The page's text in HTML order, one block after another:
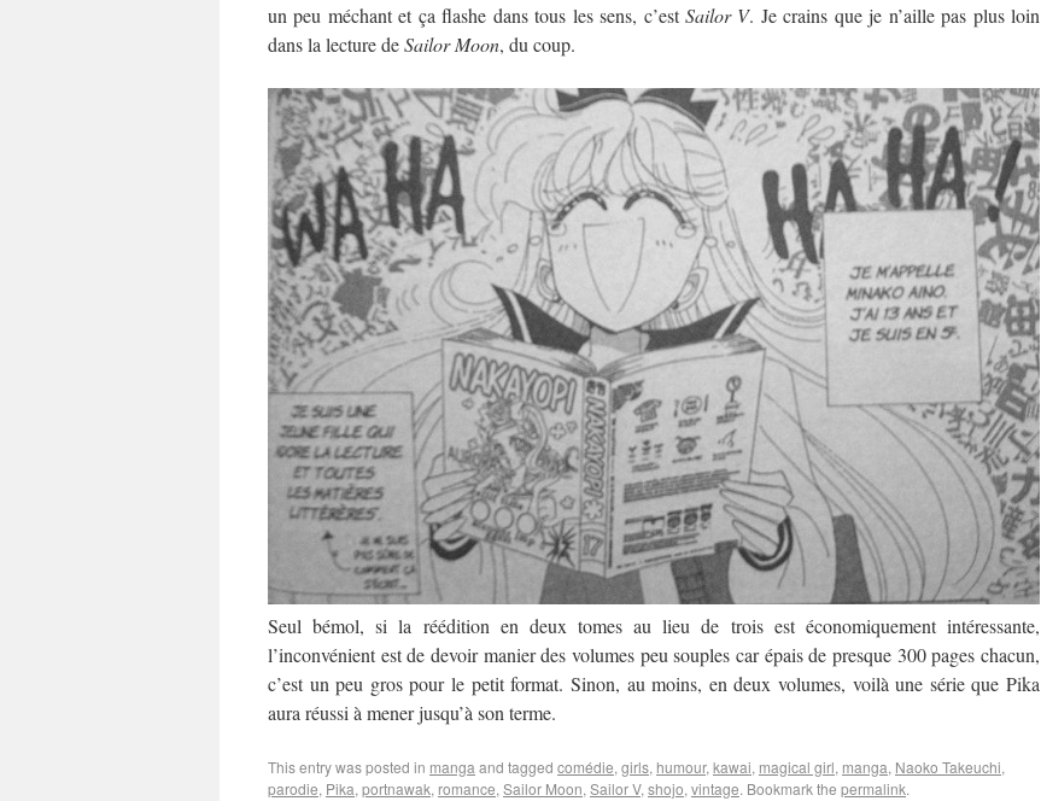
un peu méchant et ça flashe dans tous les sens, c’estSailor V. Je crains que je n’aille pas plus loin
dans la lecture deSailor Moon, du coup.
Seul bémol, si la réédition en deux tomes au lieu de trois est économiquement intéressante,
l’inconvénient est de devoir manier des volumes peu souples car épais de presque 300 pages chacun,
c’est un peu gros pour le petit format. Sinon, au moins, en deux volumes, voilà une série que Pika
aura réussi à mener jusqu’à son terme.
This entry was posted in manga and tagged comédie, girls, humour, kawai, magical girl, manga, Naoko Takeuchi,
parodie, Pika, portnawak, romance, Sailor Moon, Sailor V, shojo, vintage. Bookmark the permalink.